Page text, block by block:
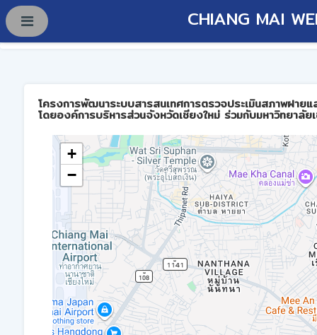
CHIANG MAI
โครงการพัฒนาระบบสารสนเทศการตรวจประเมินสภาพฝาย
โดยองค์การบริหารส่วนจังหวัดเชียงใหม่ ร่วมกับมหาวิทยาลัย
+
−